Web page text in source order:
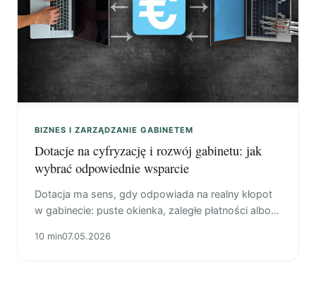
BIZNES I ZARZĄDZANIE GABINETEM
Dotacje na cyfryzację i rozwój gabinetu: jak
wybrać odpowiednie wsparcie
Dotacja ma sens, gdy odpowiada na realny kłopot
w gabinecie: puste okienka, zaległe płatności albo
policzenia tego, co gubi się w tygodniu.
10 min07.05.2026